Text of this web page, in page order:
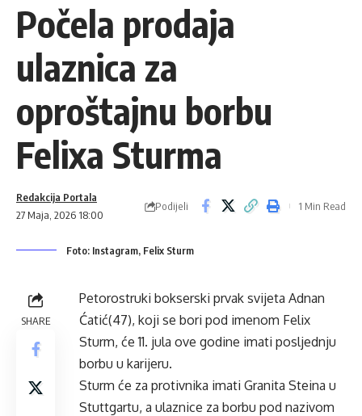
Počela prodaja
ulaznica za
oproštajnu borbu
Felixa Sturma
27 Maja, 2026 18:00
Redakcija Portala
Podijeli 1 Min Read
Foto: Instagram, Felix Sturm
SHARE
Petorostruki bokserski prvak svijeta Adnan
Ćatić(47), koji se bori pod imenom Felix
Sturm, će 11. jula ove godine imati posljednju
borbu u karijeru.
Sturm će za protivnika imati Granita Steina u
Stuttgartu, a ulaznice za borbu pod nazivom